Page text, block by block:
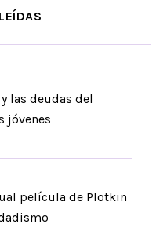
las deudas del
jóvenes
película de Plotkin